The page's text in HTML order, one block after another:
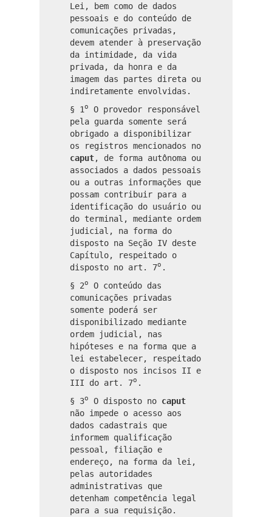
Lei, bem como de dados
pessoais e do conteúdo de
comunicações privadas,
devem atender à preservação
da intimidade, da vida
privada, da honra e da
imagem das partes direta ou
indiretamente envolvidas.
§ 1o
O provedor responsável
pela guarda somente será
obrigado a disponibilizar
os registros mencionados no
caput, de forma autônoma ou
associados a dados pessoais
ou a outras informações que
possam contribuir para a
identificação do usuário ou
do terminal, mediante ordem
judicial, na forma do
disposto na Seção IV deste
Capítulo, respeitado o
disposto no art. 7o .
§ 2o
O conteúdo das
comunicações privadas
somente poderá ser
disponibilizado mediante
ordem judicial, nas
hipóteses e na forma que a
lei estabelecer, respeitado
o disposto nos incisos II e
III do art. 7o .
§ 3o O disposto no caput
não impede o acesso aos
dados cadastrais que
informem qualificação
pessoal, filiação e
endereço, na forma da lei,
pelas autoridades
administrativas que
detenham competência legal
para a sua requisição.